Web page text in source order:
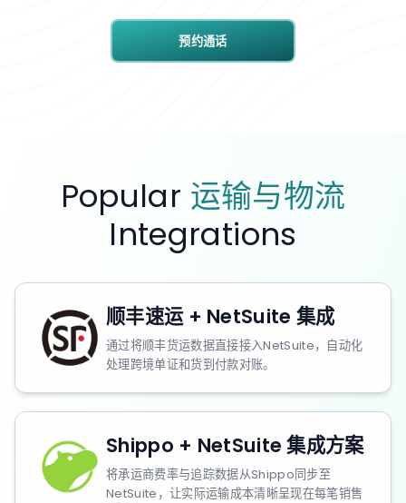
预约通话
Popular 运输与物流
Integrations
顺丰速运 + NetSuite 集成
通过将顺丰货运数据直接接入NetSuite，自动化
处理跨境单证和货到付款对账。
Shippo + NetSuite 集成方案
将承运商费率与追踪数据从Shippo同步至
NetSuite，让实际运输成本清晰呈现在每笔销售